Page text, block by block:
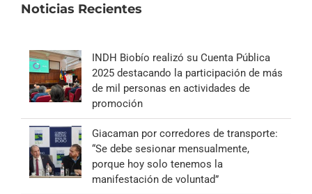
Noticias Recientes
INDH Biobío realizó su Cuenta Pública
2025 destacando la participación de más
de mil personas en actividades de
promoción
Giacaman por corredores de transporte:
“Se debe sesionar mensualmente,
porque hoy solo tenemos la
manifestación de voluntad”